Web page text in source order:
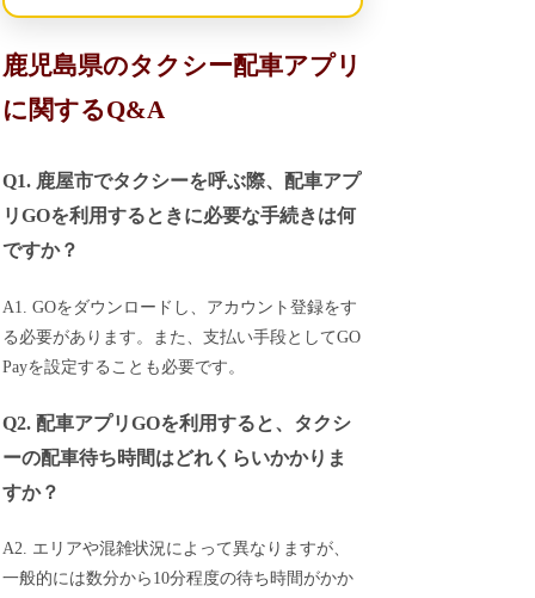
鹿児島県のタクシー配車アプリ
に関するQ&A
Q1. 鹿屋市でタクシーを呼ぶ際、配車アプ
リGOを利用するときに必要な手続きは何
ですか？
A1. GOをダウンロードし、アカウント登録をす
る必要があります。また、支払い手段としてGO
Payを設定することも必要です。
Q2. 配車アプリGOを利用すると、タクシ
ーの配車待ち時間はどれくらいかかりま
すか？
A2. エリアや混雑状況によって異なりますが、
一般的には数分から10分程度の待ち時間がかか